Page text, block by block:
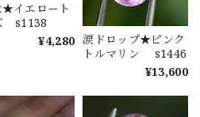
イエロート
s1138
¥4,280 涙ドロップ★ピンク
トルマリン s1446
¥13,600